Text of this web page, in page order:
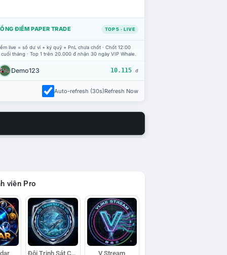
ĐIỂM PAPER TRADE TOP 5 · LIVE
live = số dư ví + ký quỹ + PnL chưa chốt · Chốt 12:00
tháng · Top 1 trên 20.000 đ nhận 30 ngày VIP Whale.
Demo123 10.115 đ
Auto-refresh (30s)Refresh Now
viên Pro
Đội Trinh Sát Cá Voi V Stream